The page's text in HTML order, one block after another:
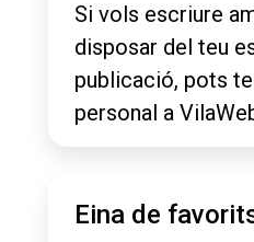
Si vols escriure
disposar del teu
publicació, pots
personal a
Eina de